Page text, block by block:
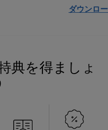
ダウンロ
典を得ましょ